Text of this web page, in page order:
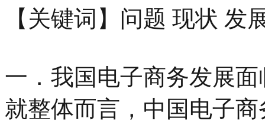
【关键词】问题 现状 发
一．我国电子商务发展
就整体而言，中国电子